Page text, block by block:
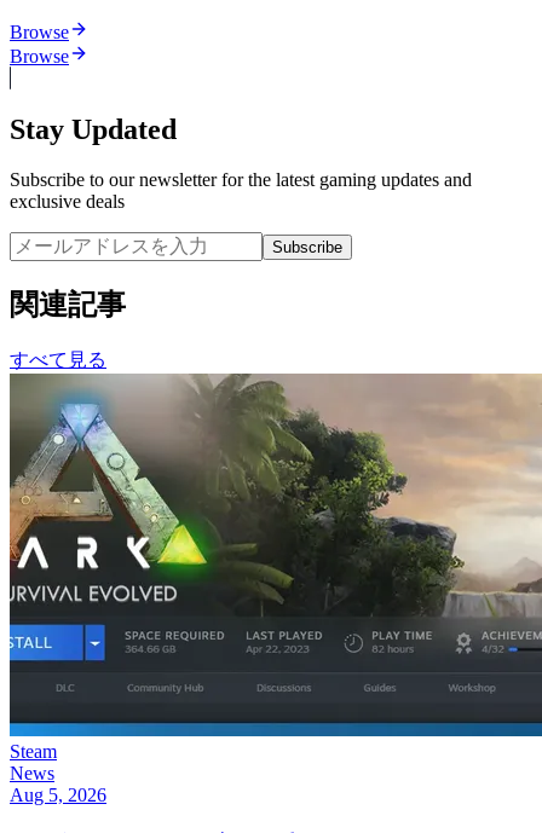
Browse
Browse
Stay Updated
Subscribe to our newsletter for the latest gaming updates and
exclusive deals
Subscribe
関連記事
すべて見る
Steam
News
Aug 5, 2026